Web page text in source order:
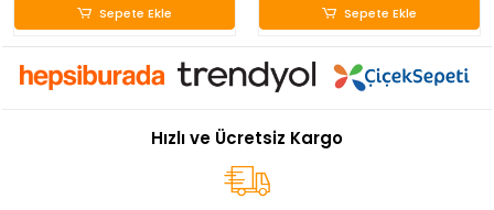
Sepete Ekle Sepete Ekle
Hızlı ve Ücretsiz Kargo